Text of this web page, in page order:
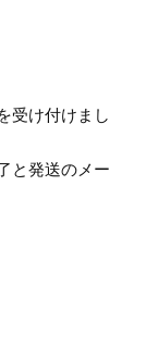
受け付けまし
と発送のメー